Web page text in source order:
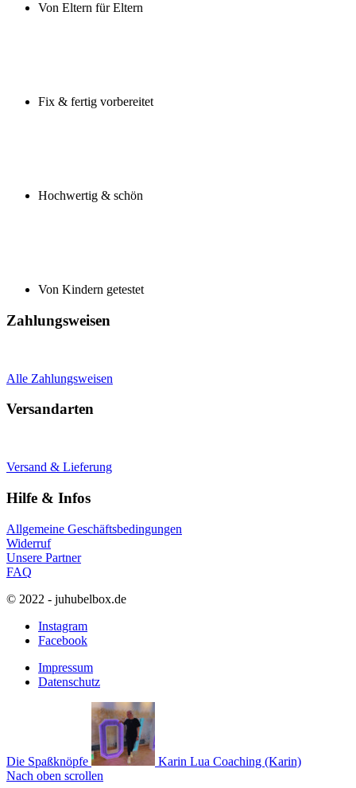
Von Eltern für Eltern
Fix & fertig vorbereitet
Hochwertig & schön
Von Kindern getestet
Zahlungsweisen
Alle Zahlungsweisen
Versandarten
Versand & Lieferung
Hilfe & Infos
Allgemeine Geschäftsbedingungen
Widerruf
Unsere Partner
FAQ
© 2022 - juhubelbox.de
Instagram
Facebook
Impressum
Datenschutz
Die Spaßknöpfe
Karin Lua Coaching (Karin)
Nach oben scrollen